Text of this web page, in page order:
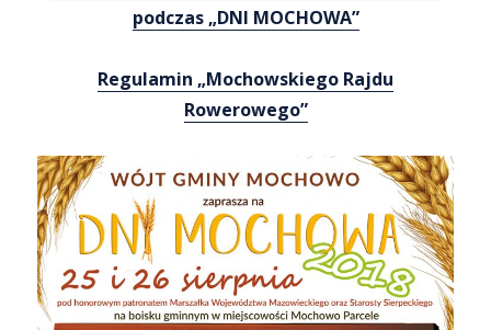
podczas „DNI MOCHOWA”
Regulamin „Mochowskiego Rajdu
Rowerowego”